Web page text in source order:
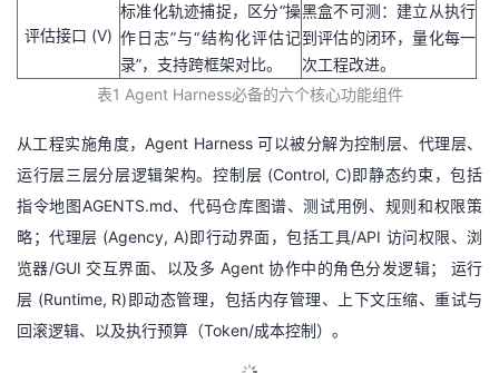
评估接口 (V)
标准化轨迹捕捉，区分“操
作日志”与“结构化评估记
录”，支持跨框架对比。
黑盒不可测：建立从执行
到评估的闭环，量化每一
次工程改进。
表1 AgentHarness必备的六个核心功能组件
从工程实施角度，Agent Harness 可以被分解为控制层、代理层、
运行层三层分层逻辑架构。控制层 (Control, C)即静态约束，包括
指令地图AGENTS.md、代码仓库图谱、测试用例、规则和权限策
略；代理层 (Agency, A)即行动界面，包括工具/API 访问权限、浏
览器/GUI 交互界面、以及多 Agent 协作中的角色分发逻辑； 运行
层 (Runtime, R)即动态管理，包括内存管理、上下文压缩、重试与
回滚逻辑、以及执行预算（Token/成本控制）。